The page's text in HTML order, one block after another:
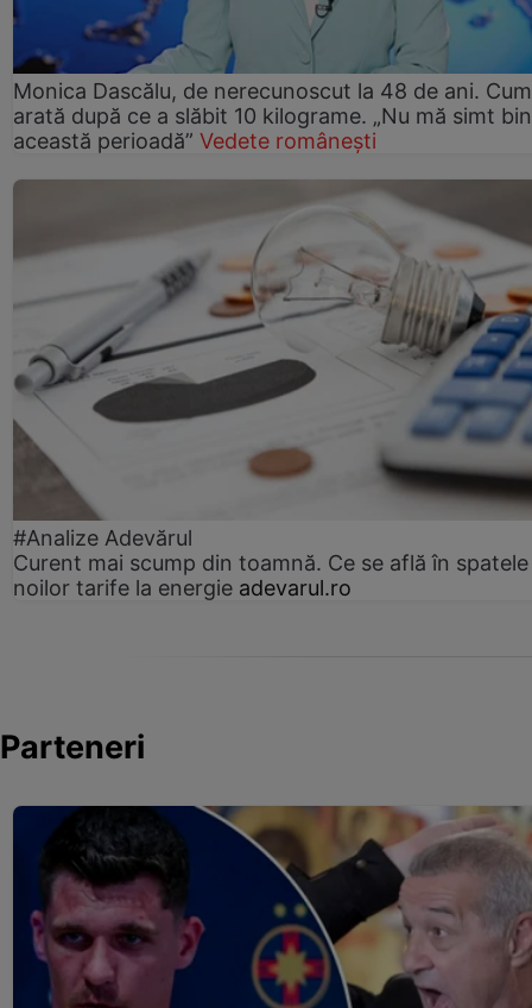
Monica Dascălu, de nerecunoscut la 48 de ani. Cum
arată după ce a slăbit 10 kilograme. „Nu mă simt
această perioadă” Vedete românești
#Analize Adevărul
Curent mai scump din toamnă. Ce se află în spatele
noilor tarife la energie adevarul.ro
Parteneri